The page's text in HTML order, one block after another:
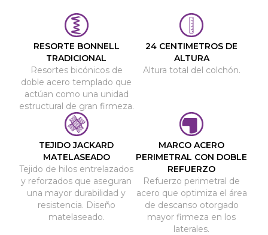
RESORTE BONNELL
TRADICIONAL
Resortes bicónicos de
doble acero templado que
actúan como una unidad
estructural de gran firmeza.
24 CENTIMETROS DE
ALTURA
Altura total del colchón.
TEJIDO JACKARD
MATELASEADO
Tejido de hilos entrelazados
y reforzados que aseguran
una mayor durabilidad y
resistencia. Diseño
matelaseado.
MARCO ACERO
PERIMETRAL CON DOBLE
REFUERZO
Refuerzo perimetral de
acero que optimiza el área
de descanso otorgado
mayor firmeza en los
laterales.